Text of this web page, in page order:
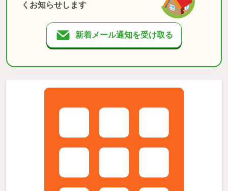
くお知らせします
新着メール通知を受け取る